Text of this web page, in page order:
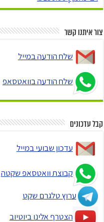
צור איתנו קשר
שלח הודעה במייל
שלח הודעה בוואטסאפ
קבל עדכונים
עדכון שבועי במייל
קבוצת וואטסאפ שקטה
ערוץ טלגרם שקט
הצטרף אלינו ביוטיוב